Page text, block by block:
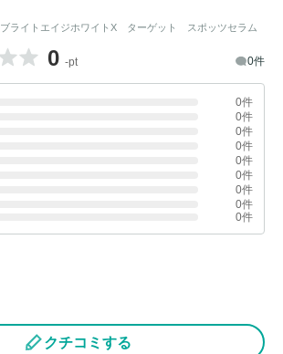
ブライトエイジホワイトX ターゲット スポッツセラム
0 -pt 0件
0件
0件
0件
0件
0件
0件
0件
0件
0件
クチコミする